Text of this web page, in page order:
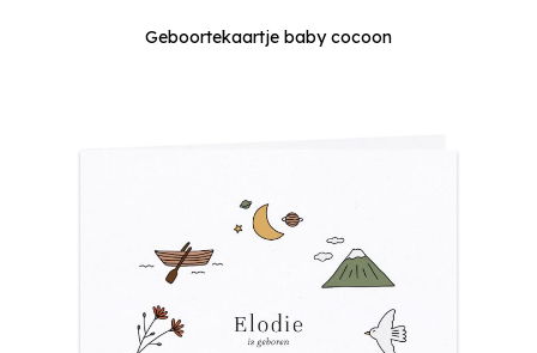
Geboortekaartje baby cocoon